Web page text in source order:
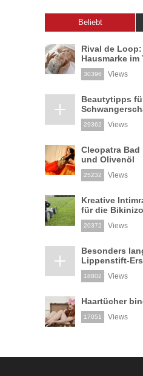
Beliebt
Rival de
Hausmarke im
30396 Views
Beautytipps
29362 Views
Cleopatra
und Olivenöl
25232 Views
Kreative
für die
20372 Views
Besonders
Lippenstift-
18802 Views
Haartücher
17051 Views